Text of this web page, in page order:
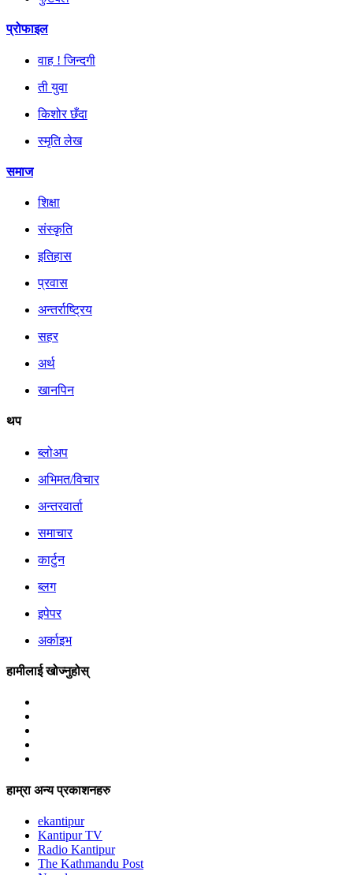
प्रोफाइल
वाह ! जिन्दगी
ती युवा
किशोर छँदा
स्मृति लेख
समाज
शिक्षा
संस्कृति
इतिहास
प्रवास
अन्तर्राष्ट्रिय
सहर
अर्थ
खानपिन
थप
ब्लोअप
अभिमत/विचार
अन्तरवार्ता
समाचार
कार्टुन
ब्लग
इपेपर
अर्काइभ
हामीलाई खोज्नुहोस्
हाम्रा अन्य प्रकाशनहरु
ekantipur
Kantipur TV
Radio Kantipur
The Kathmandu Post